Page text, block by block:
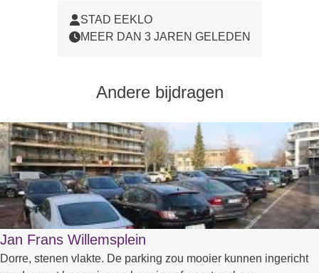
STAD EEKLO
MEER DAN 3 JAREN GELEDEN
Andere bijdragen
Jan Frans Willemsplein
Dorre, stenen vlakte. De parking zou mooier kunnen ingericht